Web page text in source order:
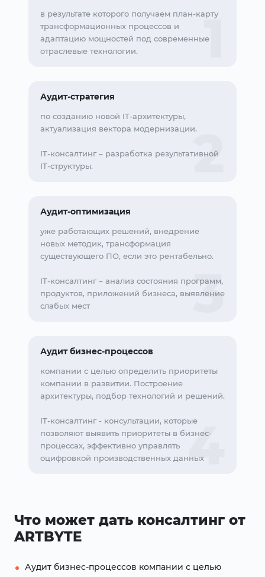
в результате которого получаем план-карту
трансформационных процессов и
адаптацию мощностей под современные
отраслевые технологии.
Аудит-стратегия
по созданию новой IT-архитектуры,
актуализация вектора модернизации.
IT-консалтинг – разработка результативной
IT-структуры.
Аудит-оптимизация
уже работающих решений, внедрение
новых методик, трансформация
существующего ПО, если это рентабельно.
IT-консалтинг – анализ состояния программ,
продуктов, приложений бизнеса, выявление
слабых мест
Аудит бизнес-процессов
компании с целью определить приоритеты
компании в развитии. Построение
архитектуры, подбор технологий и решений.
IT-консалтинг - консультации, которые
позволяют выявить приоритеты в бизнес-
процессах, эффективно управлять
оцифровкой производственных данных
Что может дать консалтинг от
ARTBYTE
Аудит бизнес-процессов компании с целью